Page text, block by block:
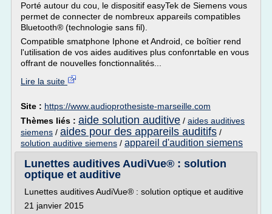
Porté autour du cou, le dispositif easyTek de Siemens vous
permet de connecter de nombreux appareils compatibles
Bluetooth® (technologie sans fil).
Compatible smatphone Iphone et Android, ce boîtier rend
l'utilisation de vos aides auditives plus confonrtable en vous
offrant de nouvelles fonctionnalités...
Lire la suite
Site : https://www.audioprothesiste-marseille.com
Thèmes liés : aide solution auditive / aides auditives
siemens / aides pour des appareils auditifs /
solution auditive siemens / appareil d'audition siemens
Lunettes auditives AudiVue® : solution
optique et auditive
Lunettes auditives AudiVue® : solution optique et auditive
21 janvier 2015